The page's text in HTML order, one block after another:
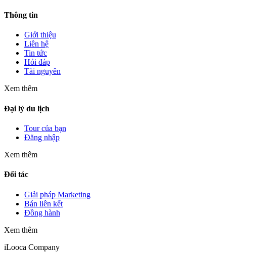
Thông tin
Giới thiệu
Liên hệ
Tin tức
Hỏi đáp
Tài nguyên
Xem thêm
Đại lý du lịch
Tour của bạn
Đăng nhập
Xem thêm
Đối tác
Giải pháp Marketing
Bán liên kết
Đồng hành
Xem thêm
iLooca Company